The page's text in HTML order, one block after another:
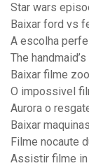
Star wars
Baixar ford vs
A escolha
The
Baixar filme
O impossivel
Aurora o
Baixar
Filme nocaute
Assistir filme